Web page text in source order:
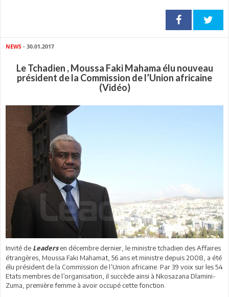
NEWS - 30.01.2017
Le Tchadien , Moussa Faki Mahama élu nouveau
président de la Commission de l’Union africaine
(Vidéo)
Invité de Leadersen décembre dernier, le ministre tchadien des Affaires
étrangères, Moussa Faki Mahamat, 56 ans et ministre depuis 2008, a été
élu président de la Commission de l’Union africaine. Par 39 voix sur les 54
Etats membres de l’organisation, il succède ainsi à Nkosazana Dlamini-
Zuma, première femme à avoir occupé cette fonction.